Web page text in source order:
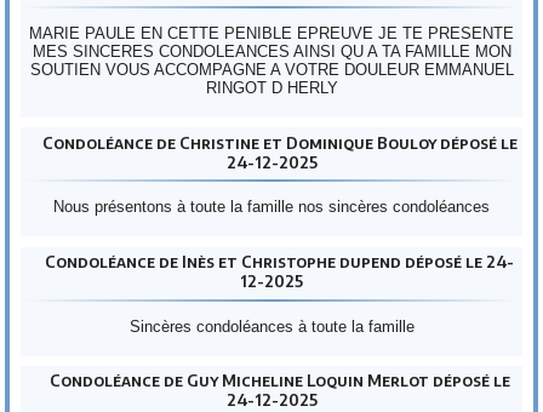
MARIE PAULE EN CETTE PENIBLE EPREUVE JE TE PRESENTE
MES SINCERES CONDOLEANCES AINSI QU A TA FAMILLE MON
SOUTIEN VOUS ACCOMPAGNE A VOTRE DOULEUR EMMANUEL
RINGOT D HERLY
Condoléance de Christine et Dominique Bouloy déposé le
24-12-2025
Nous présentons à toute la famille nos sincères condoléances
Condoléance de Inès et Christophe dupend déposé le 24-
12-2025
Sincères condoléances à toute la famille
Condoléance de Guy Micheline Loquin Merlot déposé le
24-12-2025